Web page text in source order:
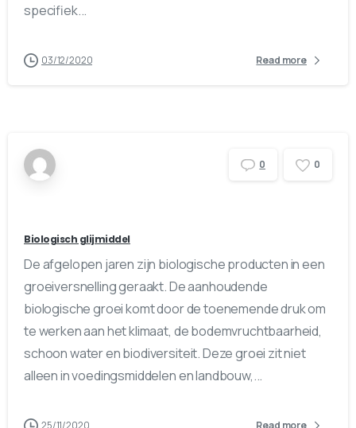
specifiek...
03/12/2020 Read more
0 0
Biologisch glijmiddel
De afgelopen jaren zijn biologische producten in een
groeiversnelling geraakt. De aanhoudende
biologische groei komt door de toenemende druk om
te werken aan het klimaat, de bodemvruchtbaarheid,
schoon water en biodiversiteit. Deze groei zit niet
alleen in voedingsmiddelen en landbouw,...
25/11/2020